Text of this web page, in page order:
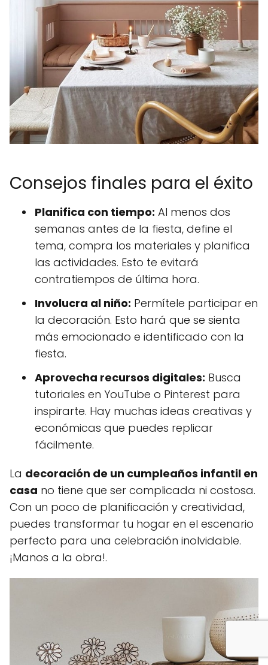
Consejos finales para el éxito
Planifica con tiempo: Al menos dos
semanas antes de la fiesta, define el
tema, compra los materiales y planifica
las actividades. Esto te evitará
contratiempos de última hora.
Involucra al niño: Permítele participar en
la decoración. Esto hará que se sienta
más emocionado e identificado con la
fiesta.
Aprovecha recursos digitales: Busca
tutoriales en YouTube o Pinterest para
inspirarte. Hay muchas ideas creativas y
económicas que puedes replicar
fácilmente.
La decoración de un cumpleaños infantil en
casa no tiene que ser complicada ni costosa.
Con un poco de planificación y creatividad,
puedes transformar tu hogar en el escenario
perfecto para una celebración inolvidable.
¡Manos a la obra!.